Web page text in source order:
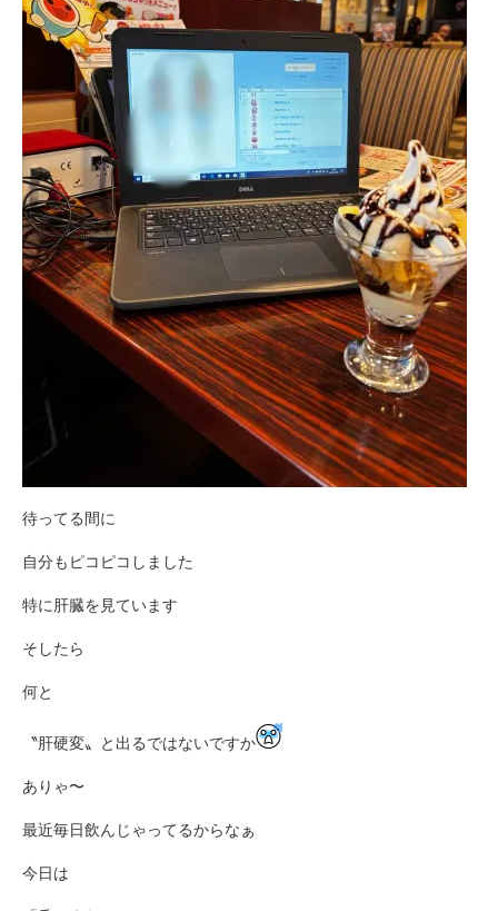
待ってる間に
自分もピコピコしました
特に肝臓を見ています
そしたら
何と
〝肝硬変〟と出るではないですか
ありゃ〜
最近毎日飲んじゃってるからなぁ
今日は